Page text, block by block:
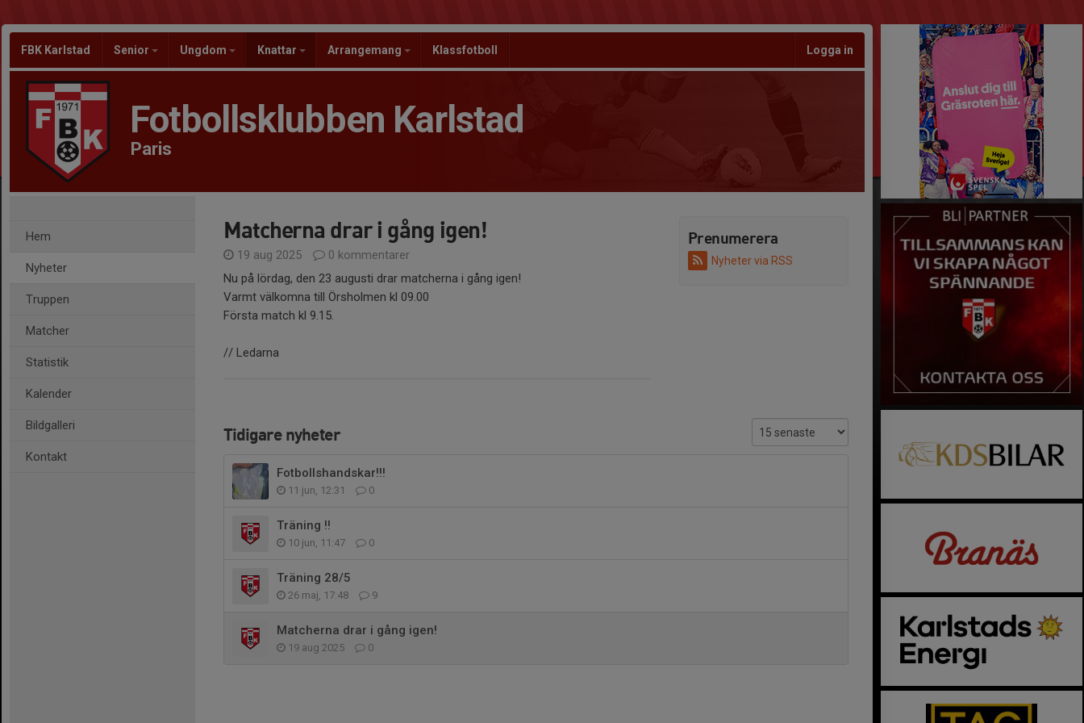
FBK Karlstad Senior Ungdom Knattar Arrangemang Klassfotboll Logga in
Fotbollsklubben Karlstad
Paris
Hem
Nyheter
Truppen
Matcher
Statistik
Kalender
Bildgalleri
Kontakt
Prenumerera
Nyheter via RSS
Matcherna drar i gång igen!
19 aug 2025
0 kommentarer
Nu på lördag, den 23 augusti drar matcherna i gång igen!
Varmt välkomna till Örsholmen kl 09.00
Första match kl 9.15.
// Ledarna
Tidigare nyheter
Fotbollshandskar!!!
11 jun, 12:31 0
Träning !!
10 jun, 11:47 0
Träning 28/5
26 maj, 17:48 9
Matcherna drar i gång igen!
19 aug 2025 0